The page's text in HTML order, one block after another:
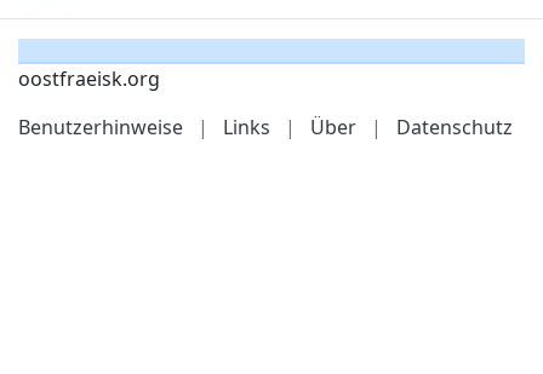
oostfraeisk.org
Benutzerhinweise
| Links | Über | Datenschutz